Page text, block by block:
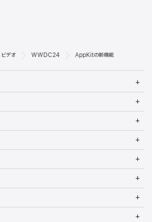
ビデオ WWDC24 AppKitの新機能
ュ
を
く
ュ
を
く
ュ
を
く
ュ
を
く
ュ
を
く
ュ
を
ュ